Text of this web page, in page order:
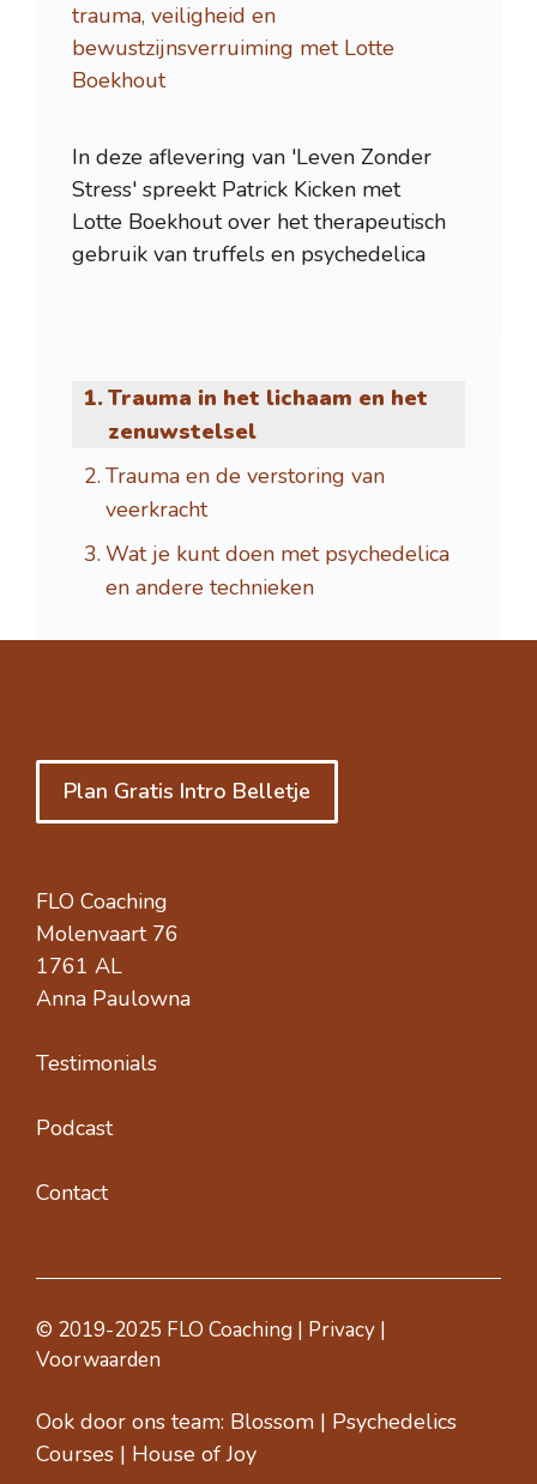
trauma, veiligheid en
bewustzijnsverruiming met Lotte
Boekhout
In deze aflevering van 'Leven Zonder
Stress' spreekt Patrick Kicken met
Lotte Boekhout over het therapeutisch
gebruik van truffels en psychedelica
Trauma in het lichaam en het
zenuwstelsel
Trauma en de verstoring van
veerkracht
Wat je kunt doen met psychedelica
en andere technieken
Plan Gratis Intro Belletje
FLO Coaching
Molenvaart 76
1761 AL
Anna Paulowna
Testimonials
Podcast
Contact
© 2019-2025 FLO Coaching | Privacy |
Voorwaarden
Ook door ons team: Blossom | Psychedelics
Courses | House of Joy